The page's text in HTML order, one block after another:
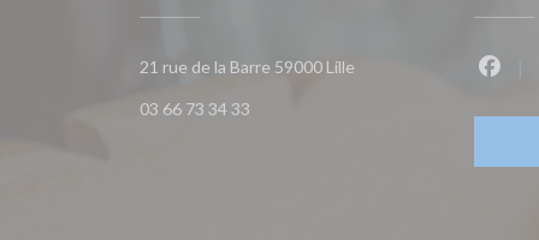
21 rue de la Barre 59000 Lille((ouvre une nouvelle
03 66 73 34 33